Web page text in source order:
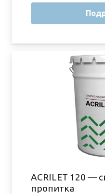
ACRILET 120 —
пропитка